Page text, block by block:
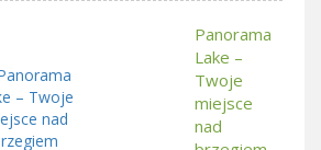
Panorama
Lake –
Twoje
miejsce
nad